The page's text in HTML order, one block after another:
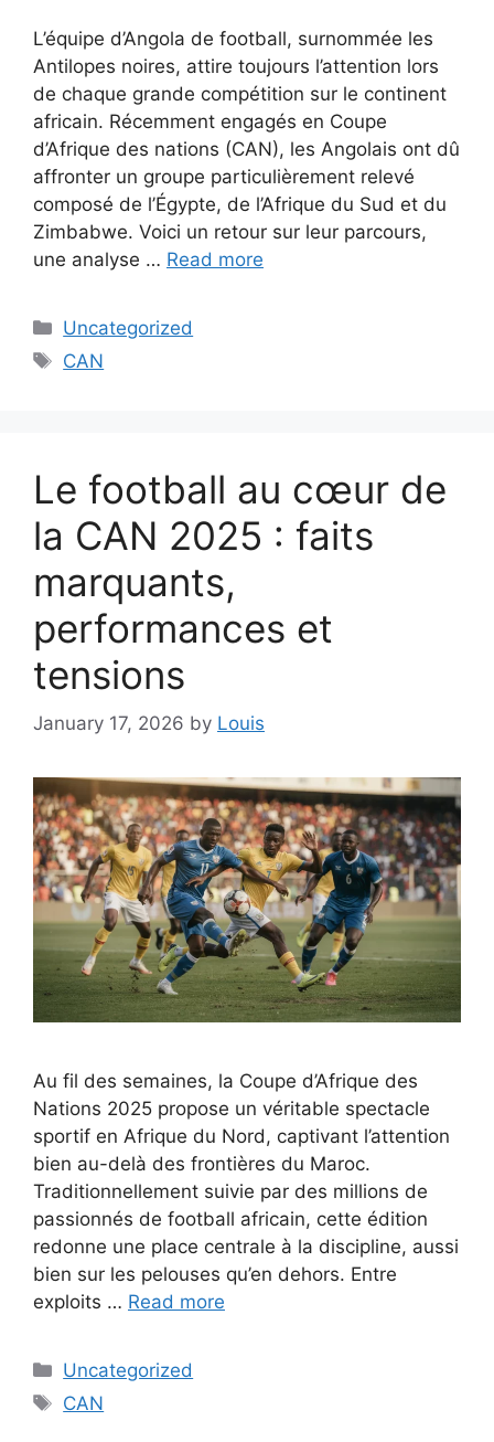
L’équipe d’Angola de football, surnommée les
Antilopes noires, attire toujours l’attention lors
de chaque grande compétition sur le continent
africain. Récemment engagés en Coupe
d’Afrique des nations (CAN), les Angolais ont dû
affronter un groupe particulièrement relevé
composé de l’Égypte, de l’Afrique du Sud et du
Zimbabwe. Voici un retour sur leur parcours,
une analyse … Read more
Categories
Uncategorized
Tags
CAN
Le football au cœur de
la CAN 2025 : faits
marquants,
performances et
tensions
January 17, 2026 by Louis
Au fil des semaines, la Coupe d’Afrique des
Nations 2025 propose un véritable spectacle
sportif en Afrique du Nord, captivant l’attention
bien au-delà des frontières du Maroc.
Traditionnellement suivie par des millions de
passionnés de football africain, cette édition
redonne une place centrale à la discipline, aussi
bien sur les pelouses qu’en dehors. Entre
exploits … Read more
Categories
Uncategorized
Tags
CAN